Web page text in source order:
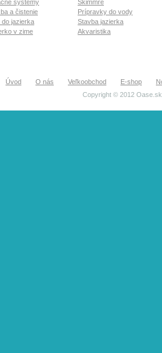
systémy
Skimmre
a čistenie
Prípravky do vody
do jazierka
Stavba jazierka
v zime Akvaristika
Úvod O nás Veľkoobchod E-shop
Copyright © 2012